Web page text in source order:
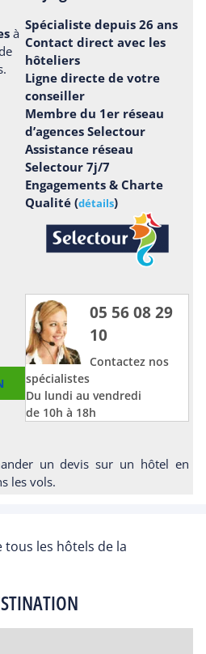
à
Spécialiste depuis 26 ans
Contact direct avec les
hôteliers
Ligne directe de votre
conseiller
Membre du 1er réseau
d’agences Selectour
Assistance réseau
Selectour 7j/7
Engagements & Charte
Qualité (détails)
05 56 08 29
10
Contactez nos
spécialistes
Du lundi au vendredi
de 10h à 18h
un devis sur un hôtel en
les vols.
tous les hôtels de la